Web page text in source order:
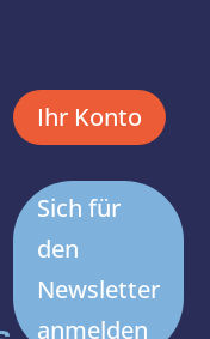
Ihr Konto
Sich für
den
Newsletter
anmelden